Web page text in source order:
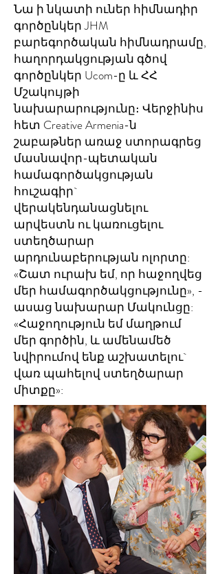
Նա ի նկատի ուներ հիմնադիր
գործընկեր JHM
բարեգործական հիմնադրամը,
հաղորդակցության գծով
գործընկեր Ucom-ը և ՀՀ
Մշակույթի
նախարարությունը։ Վերջինիս
հետ Creative Armenia-ն
շաբաթներ առաջ ստորագրեց
մասնավոր-պետական
համագործակցության
հուշագիր`
վերակենդանացնելու
արվեստն ու կառուցելու
ստեղծարար
արդունաբերության ոլորտը:
«Շատ ուրախ եմ, որ հաջողվեց
մեր համագործակցությունը», -
ասաց նախարար Մակունցը:
«Հաջողություն եմ մաղթում
մեր գործին, և ամենամեծ
նվիրումով ենք աշխատելու`
վառ պահելով ստեղծարար
միտքը»: